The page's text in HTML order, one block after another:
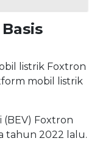
listrik Foxtron
mobil listrik
(BEV) Foxtron
tahun 2022 lalu.